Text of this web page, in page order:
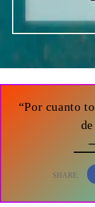
“Por cuanto